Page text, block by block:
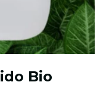
Bio